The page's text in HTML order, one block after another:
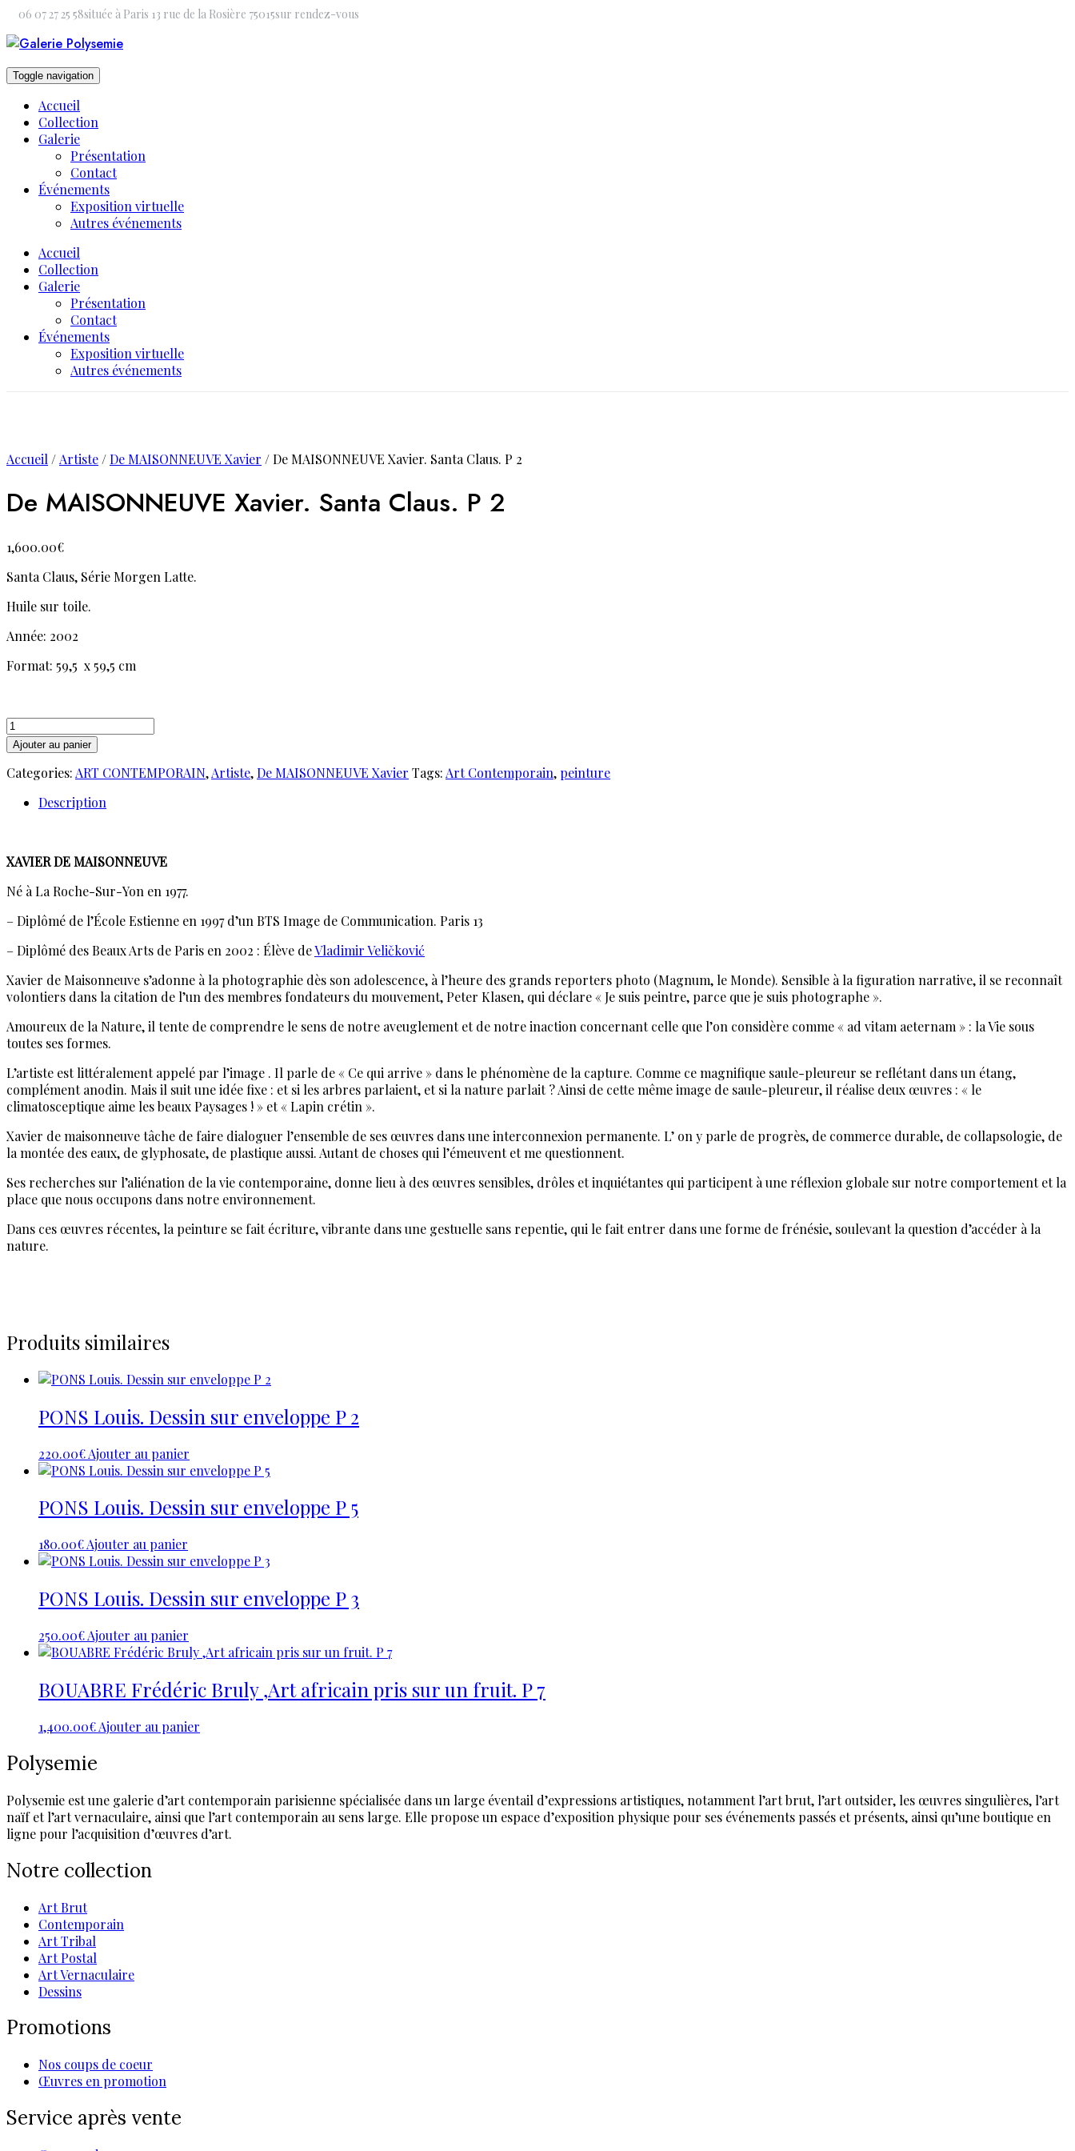
Skip
to
content
06 07 27 25 58située à Paris 13 rue de la Rosière 75015sur rendez-vous
Toggle navigation
Accueil
Collection
Galerie
Présentation
Contact
Événements
Exposition virtuelle
Autres événements
Accueil
Collection
Galerie
Présentation
Contact
Événements
Exposition virtuelle
Autres événements
Accueil / Artiste /De MAISONNEUVE Xavier / De MAISONNEUVE Xavier. Santa Claus. P 2
De MAISONNEUVE Xavier. Santa Claus. P 2
1,600.00€
Santa Claus, Série Morgen Latte.
Huile sur toile.
Année: 2002
Format: 59,5 x 59,5 cm
quantité
de
De
MAISONNEUVE
Santa
2
Ajouter au panier
Categories: ART CONTEMPORAIN,Artiste,De MAISONNEUVE Xavier Tags: Art Contemporain, peinture
Description
XAVIER DE MAISONNEUVE
Né à La Roche-Sur-Yon en 1977.
– Diplômé de l’École Estienne en 1997 d’un BTS Image de Communication. Paris 13
– Diplômé des Beaux Arts de Paris en 2002 : Élève deVladimir Veličković
Xavier de Maisonneuve s’adonne à la photographie dès son adolescence, à l’heure des grands reporters photo (Magnum, le Monde). Sensible à la figuration narrative, il se reconnaît
volontiers dans la citation de l’un des membres fondateurs du mouvement, Peter Klasen, qui déclare « Je suis peintre, parce que je suis photographe ».
Amoureux de la Nature, il tente de comprendre le sens de notre aveuglement et de notre inaction concernant celle que l’on considère comme « ad vitam aeternam » : la Vie sous
toutes ses formes.
L’artiste est littéralement appelé par l’image . Il parle de « Ce qui arrive » dans le phénomène de la capture. Comme ce magnifique saule-pleureur se reflétant dans un étang,
complément anodin. Mais il suit une idée fixe : et si les arbres parlaient, et si la nature parlait ? Ainsi de cette même image de saule-pleureur, il réalise deux œuvres : « le
climatosceptique aime les beaux Paysages ! » et « Lapin crétin ».
Xavier de maisonneuve tâche de faire dialoguer l’ensemble de ses œuvres dans une interconnexion permanente. L’ on y parle de progrès, de commerce durable, de collapsologie, de
la montée des eaux, de glyphosate, de plastique aussi. Autant de choses qui l’émeuvent et me questionnent.
Ses recherches sur l’aliénation de la vie contemporaine, donne lieu à des œuvres sensibles, drôles et inquiétantes qui participent à une réflexion globale sur notre comportement et la
place que nous occupons dans notre environnement.
Dans ces œuvres récentes, la peinture se fait écriture, vibrante dans une gestuelle sans repentie, qui le fait entrer dans une forme de frénésie, soulevant la question d’accéder à la
nature.
Produits similaires
PONS Louis. Dessin sur enveloppe P 2
220.00€Ajouter au panier
PONS Louis. Dessin sur enveloppe P 5
180.00€Ajouter au panier
PONS Louis. Dessin sur enveloppe P 3
250.00€Ajouter au panier
BOUABRE Frédéric Bruly ,Art africain pris sur un fruit. P 7
1,400.00€Ajouter au panier
Polysemie
Polysemie est une galerie d’art contemporain parisienne spécialisée dans un large éventail d’expressions artistiques, notamment l’art brut, l’art outsider, les œuvres singulières, l’art
naïf et l’art vernaculaire, ainsi que l’art contemporain au sens large. Elle propose un espace d’exposition physique pour ses événements passés et présents, ainsi qu’une boutique en
ligne pour l’acquisition d’œuvres d’art.
Notre collection
Art Brut
Contemporain
Art Tribal
Art Postal
Art Vernaculaire
Dessins
Promotions
Nos coups de coeur
Œuvres en promotion
Service après vente